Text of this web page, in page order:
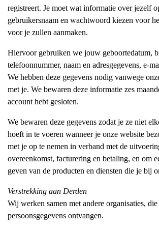
registreert. Je moet wat informatie over jezelf
gebruikersnaam en wachtwoord kiezen voor
voor je zullen aanmaken.
Hiervoor gebruiken we jouw geboortedatum,
telefoonnummer, naam en adresgegevens, e-
We hebben deze gegevens nodig vanwege
met je. We bewaren deze informatie zes
account hebt gesloten.
We bewaren deze gegevens zodat je ze niet
hoeft in te voeren wanneer je onze website
met je op te nemen in verband met de
overeenkomst, facturering en betaling, en om
geven van de producten en diensten die je bij
Verstrekking aan Derden
Wij werken samen met andere organisaties,
persoonsgegevens ontvangen.